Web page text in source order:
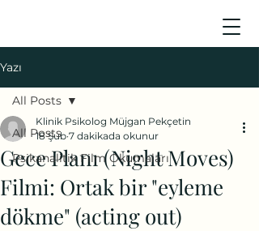
Yazı
All Posts
Psikanalitik Film Okumaları
All Posts
Gece Planı (Night Moves)
Filmi: Ortak bir "eyleme
dökme" (acting out)
Klinik Psikolog Müjgan Pekçetin
18 Şub 7 dakikada okunur